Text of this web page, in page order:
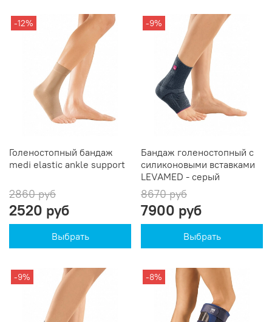
-12%
Голеностопный бандаж
medi elastic ankle support
2860 руб
2520 руб
Выбрать
-9%
Бандаж голеностопный с
силиконовыми вставками
LEVAMED - серый
8670 руб
7900 руб
Выбрать
-9% -8%